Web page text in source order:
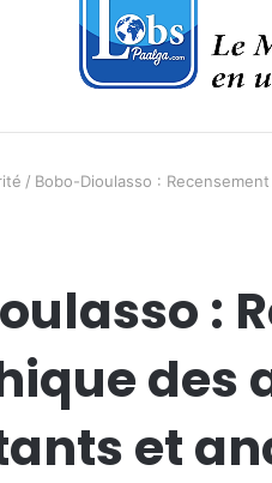
/ Bobo-Dioulasso :
:
des
et